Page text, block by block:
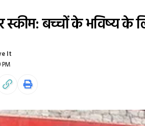
स्कीम: बच्चों के भविष्य के